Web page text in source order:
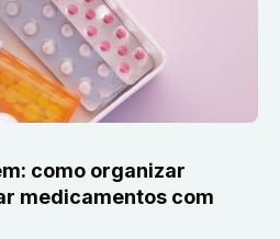
como organizar
medicamentos com